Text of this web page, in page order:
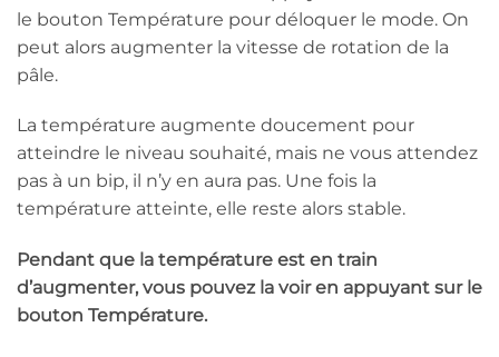
le bouton Température pour déloquer le mode. On
peut alors augmenter la vitesse de rotation de la
pâle.
La température augmente doucement pour
atteindre le niveau souhaité, mais ne vous attendez
pas à un bip, il n’y en aura pas. Une fois la
température atteinte, elle reste alors stable.
Pendant que la température est en train
d’augmenter, vous pouvez la voir en appuyant sur le
bouton Température.